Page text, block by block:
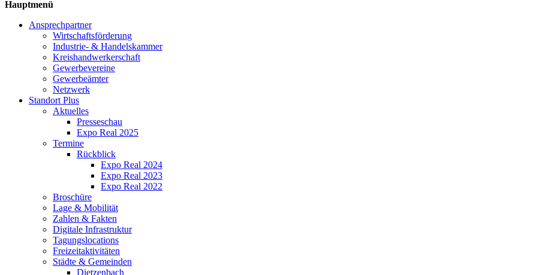
Hauptmenü
Ansprechpartner
Wirtschaftsförderung
Industrie- & Handelskammer
Kreishandwerkerschaft
Gewerbevereine
Gewerbeämter
Netzwerk
Standort Plus
Aktuelles
Presseschau
Expo Real 2025
Termine
Rückblick
Expo Real 2024
Expo Real 2023
Expo Real 2022
Broschüre
Lage & Mobilität
Zahlen & Fakten
Digitale Infrastruktur
Tagungslocations
Freizeitaktivitäten
Städte & Gemeinden
Dietzenbach